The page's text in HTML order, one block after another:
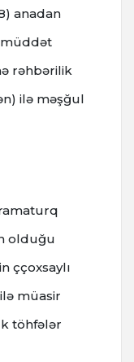
anadan
müddət
rəhbərilik
ilə məşğul
olduğu
ççoxsaylı
müasir
töhfələr